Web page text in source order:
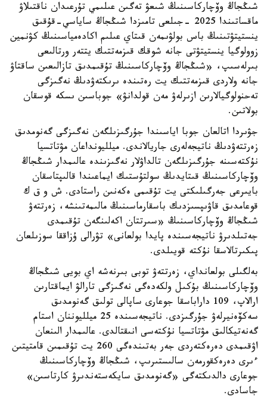
شىڭجاڭ وۆچاركاسىنىڭ شىعۋ تەگىن عىلىمي تۇرعىدان ناقتىلاۋ
ماقساتىندا 2025 -جىلعى تامىزدا شىڭجاڭ ساياسي-قۇقىق
ينستيتۋتىنىڭ باس بولۋىمەن قىتاي عىلىم اكادەمياسىنىڭ كۋنمين
زوولوگيا ينستيتۋتى جانە شوقك قىزمەتتىك يتتەر ورتالىعى
بىرلەسىپ، «شىڭجاڭ وۆچاركاسىنىڭ تۇقىمدىق تازالىعىن ساقتاۋ
جانە ولاردى قىزمەتتىك يت رەتىندە ىرىكتەۋدىڭ نەگىزگى
تەحنولوگيالارىن ازىرلەۋ مەن قولدانۋ» جوباسىن ىسكە قوسقان
بولاتىن.
جۋىردا اتالعان جوبا اياسىندا جۇرگىزىلگەن نەگىزگى گەنومدىق
زەرتتەۋدىڭ ناتيجەلەرى جاريالاندى. ميلليونداعان مۋتاتسيا
نۇكتەسىنە جۇرگىزىلگەن تالداۋلار نەگىزىندە عالىمدار شىڭجاڭ
وۆچاركاسىنىڭ قىتايدىڭ سولتۇستىك ايماعىندا قالىپتاسقان
بايىرعى جەرگىلىكتى يت تۇقىمى ەكەنىن راستادى. ش و ق ك
قوعامدىق قاۋىپسىزدىك باسقارماسىنىڭ مالىمەتىنشە، زەرتتەۋ
شىڭجاڭ وۆچاركاسىنىڭ «سىرتتان اكەلىنگەن تۇقىمدى
جەتىلدىرۋ ناتيجەسىندە پايدا بولعانى» تۋرالى ۇزاققا سوزىلعان
پىكىرتالاسقا نۇكتە قويىلدى.
بەلگىلى بولعانداي، زەرتتەۋ توبى بىرنەشە اي بويى شىڭجاڭ
وۆچاركاسىنىڭ بۇكىل ولكەدەگى نەگىزگى تارالۋ ايماقتارىن
ارالاپ، 109 داراباسقا جوعارى ساپالى تولىق گەنومدىق
سەكۆەنيرلەۋ جۇرگىزدى. ناتيجەسىندە 25 ميلليوننان استام
گەنەتيكالىق مۋتاتسيا نۇكتەسى انىقتالدى. عالىمدار الىنعان
اۋقىمدى دەرەكتەردى جەر بەتىندەگى 260 يت تۇقىمىن قامتيتىن
ءىرى دەرەكقورمەن سالىستىرىپ، شىڭجاڭ وۆچاركاسىنىڭ
جوعارى دالدىكتەگى «گەنومدىق سايكەستەندىرۋ كارتاسىن»
جاسادى.